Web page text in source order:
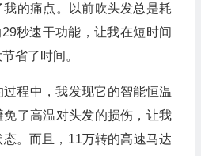
的痛点。以前吹头发总是耗
秒速干功能，让我在短时间
省了时间。
程中，我发现它的智能恒温
了高温对头发的损伤，让我
。而且，11万转的高速马达